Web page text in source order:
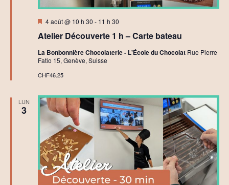
Atelier Découverte 1 h – Carte bateau
Mis
avant
4 août @ 10 h 30 - 11 h 30
La Bonbonnière Chocolaterie - L'École du Chocolat Rue Pierre
Fatio 15, Genève, Suisse
CHF46.25
LUN
3